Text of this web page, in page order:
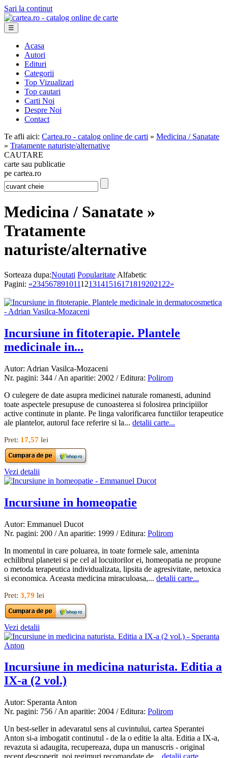
Sari la continut
☰
Acasa
Autori
Edituri
Categorii
Top Vizualizari
Top cautari
Carti Noi
Despre Noi
Contact
Te afli aici: Cartea.ro - catalog online de carti » Medicina / Sanatate
» Tratamente naturiste/alternative
CAUTARE
carte sau publicatie
pe cartea.ro
Medicina / Sanatate »
Tratamente
naturiste/alternative
Sorteaza dupa:Noutati Popularitate Alfabetic
Pagini: «23456789101112131415161718192021 22»
Incursiune in fitoterapie. Plantele
medicinale in...
Autor: Adrian Vasilca-Mozaceni
Nr. pagini: 344 / An aparitie: 2002 / Editura: Polirom
O culegere de date asupra medicinei naturale romanesti, adunind
toate aspectele presupuse de cunoasterea si folosirea principiilor
active continute in plante. Pe linga valorificarea functiilor terapeutice
ale plantelor, autorul face referire si la... detalii carte...
Pret: 17,57 lei
Vezi detalii
Incursiune in homeopatie
Autor: Emmanuel Ducot
Nr. pagini: 200 / An aparitie: 1999 / Editura: Polirom
In momentul in care poluarea, in toate formele sale, ameninta
echilibrul planetei si pe cel al locuitorilor ei, homeopatia ne propune
o metoda terapeutica individualizata, lipsita de agresivitate, netoxica
si economica. Aceasta medicina miraculoasa,... detalii carte...
Pret: 3,79 lei
Vezi detalii
Incursiune in medicina naturista. Editia a
IX-a (2 vol.)
Autor: Speranta Anton
Nr. pagini: 756 / An aparitie: 2004 / Editura: Polirom
Un best-seller in adevaratul sens al cuvintului, cartea Sperantei
Anton si-a imbogatit continutul - de la o editie la alta. Editia a IX-a,
revazuta si adaugita, recupereaza, dupa un manuscris - original